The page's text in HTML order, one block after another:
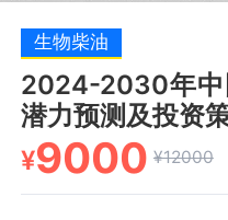
生物柴油
2024-2030年中
潜力预测及投资
¥9000 ¥12000